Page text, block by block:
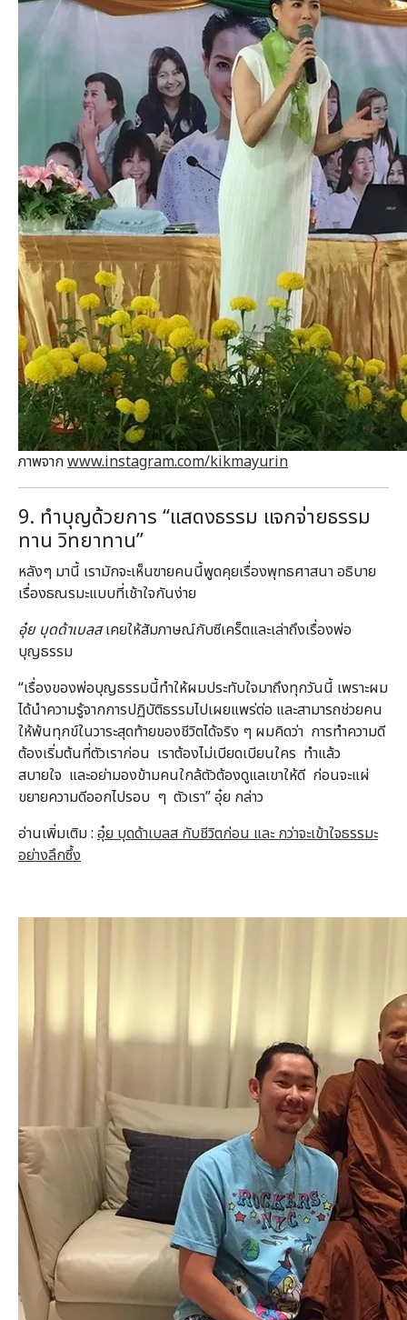
ภาพจากwww.instagram.com/kikmayurin
9. ทำบุญด้วยการ “แสดงธรรม แจกจ่ายธรรม
ทาน วิทยาทาน”
หลังๆ มานี้ เรามักจะเห็นฃายคนนี้พูดคุยเรื่องพุทธศาสนา อธิบาย
เรื่องธณรมะแบบที่เช้าใจกันง่าย
อุ๋ย บุดด้าเบลสเคยให้สัมภาษณ์กับซีเคร็ตและเล่าถึงเรื่องพ่อ
บุญธรรม
“เรื่องของพ่อบุญธรรมนี้ทำให้ผมประทับใจมาถึงทุกวันนี้ เพราะผม
ได้นำความรู้จากการปฏิบัติธรรมไปเผยแพร่ต่อ และสามารถช่วยคน
ให้พ้นทุกข์ในวาระสุดท้ายของชีวิตได้จริง ๆ ผมคิดว่า การทำความดี
ต้องเริ่มต้นที่ตัวเราก่อน เราต้องไม่เบียดเบียนใคร ทำแล้ว
สบายใจ และอย่ามองข้ามคนใกล้ตัวต้องดูแลเขาให้ดี ก่อนจะแผ่
ขยายความดีออกไปรอบ ๆ ตัวเรา” อุ๋ย กล่าว
อ่านเพิ่มเติม : อุ๋ย บุดด้าเบลส กับชีวิตก่อน และ กว่าจะเข้าใจธรรมะ
อย่างลึกซึ้ง